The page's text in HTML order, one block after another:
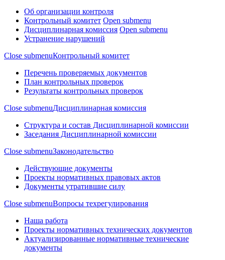
Об организации контроля
Контрольный комитет Open submenu
Дисциплинарная комиссия Open submenu
Устранение нарушений
Close submenuКонтрольный комитет
Перечень проверяемых документов
План контрольных проверок
Результаты контрольных проверок
Close submenuДисциплинарная комиссия
Структура и состав Дисциплинарной комиссии
Заседания Дисциплинарной комиссии
Close submenuЗаконодательство
Действующие документы
Проекты нормативных правовых актов
Документы утратившие силу
Close submenuВопросы техрегулирования
Наша работа
Проекты нормативных технических документов
Актуализированные нормативные технические
документы